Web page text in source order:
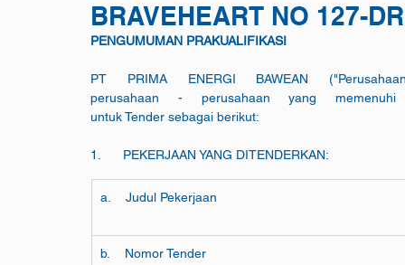
BRAVEHEART NO 127-
PENGUMUMAN PRAKUALIFIKASI
PT PRIMA ENERGI BAWEAN
perusahaan - perusahaan yang
untuk Tender sebagai berikut:
1.      PEKERJAAN YANG DITENDERKAN:
a.    Judul Pekerjaan
b.    Nomor Tender